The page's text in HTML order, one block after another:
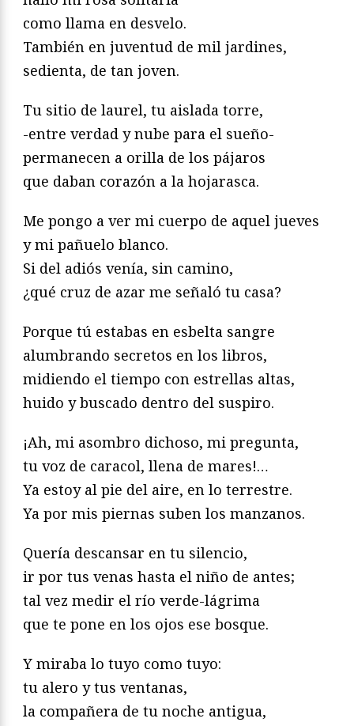
como llama en desvelo.
También en juventud de mil jardines,
sedienta, de tan joven.
Tu sitio de laurel, tu aislada torre,
-entre verdad y nube para el sueño-
permanecen a orilla de los pájaros
que daban corazón a la hojarasca.
Me pongo a ver mi cuerpo de aquel jueves
y mi pañuelo blanco.
Si del adiós venía, sin camino,
¿qué cruz de azar me señaló tu casa?
Porque tú estabas en esbelta sangre
alumbrando secretos en los libros,
midiendo el tiempo con estrellas altas,
huido y buscado dentro del suspiro.
¡Ah, mi asombro dichoso, mi pregunta,
tu voz de caracol, llena de mares!…
Ya estoy al pie del aire, en lo terrestre.
Ya por mis piernas suben los manzanos.
Quería descansar en tu silencio,
ir por tus venas hasta el niño de antes;
tal vez medir el río verde-lágrima
que te pone en los ojos ese bosque.
Y miraba lo tuyo como tuyo:
tu alero y tus ventanas,
la compañera de tu noche antigua,